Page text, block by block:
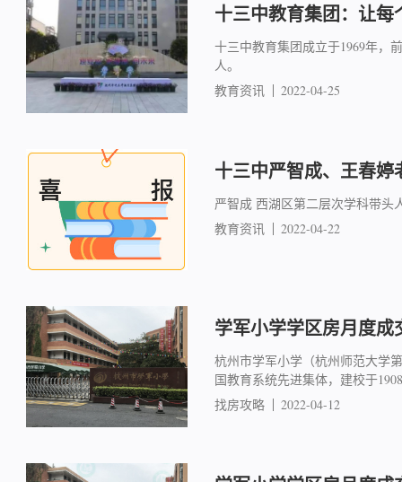
十三中教育集团：让
十三中教育集团成立于1969年，
人。
教育资讯
2022-04-25
十三中严智成、王春
严智成 西湖区第二层次学科带头
教育资讯
2022-04-22
学军小学学区房月度成
杭州市学军小学（杭州师范大学
国教育系统先进集体，建校于
找房攻略
2022-04-12